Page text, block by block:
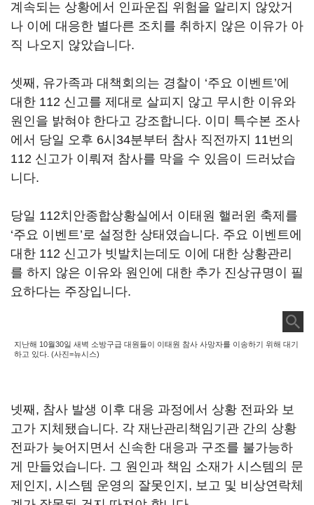
계속되는 상황에서 인파운집 위험을 알리지 않았거
나 이에 대응한 별다른 조치를 취하지 않은 이유가 아
직 나오지 않았습니다.
셋째, 유가족과 대책회의는 경찰이 ‘주요 이벤트’에
대한 112 신고를 제대로 살피지 않고 무시한 이유와
원인을 밝혀야 한다고 강조합니다. 이미 특수본 조사
에서 당일 오후 6시34분부터 참사 직전까지 11번의
112 신고가 이뤄져 참사를 막을 수 있음이 드러났습
니다.
당일 112치안종합상황실에서 이태원 핼러윈 축제를
‘주요 이벤트’로 설정한 상태였습니다. 주요 이벤트에
대한 112 신고가 빗발치는데도 이에 대한 상황관리
를 하지 않은 이유와 원인에 대한 추가 진상규명이 필
요하다는 주장입니다.
지난해 10월30일 새벽 소방구급 대원들이 이태원 참사 사망자를 이송하기 위해 대기
하고 있다. (사진=뉴시스)
넷째, 참사 발생 이후 대응 과정에서 상황 전파와 보
고가 지체됐습니다. 각 재난관리책임기관 간의 상황
전파가 늦어지면서 신속한 대응과 구조를 불가능하
게 만들었습니다. 그 원인과 책임 소재가 시스템의 문
제인지, 시스템 운영의 잘못인지, 보고 및 비상연락체